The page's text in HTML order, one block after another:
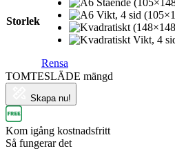
Storlek
Rensa
TOMTESLÄDE mängd
Skapa nu!
Kom igång kostnadsfritt
Så fungerar det